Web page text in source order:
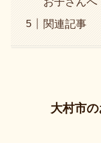
関連記事
大村市